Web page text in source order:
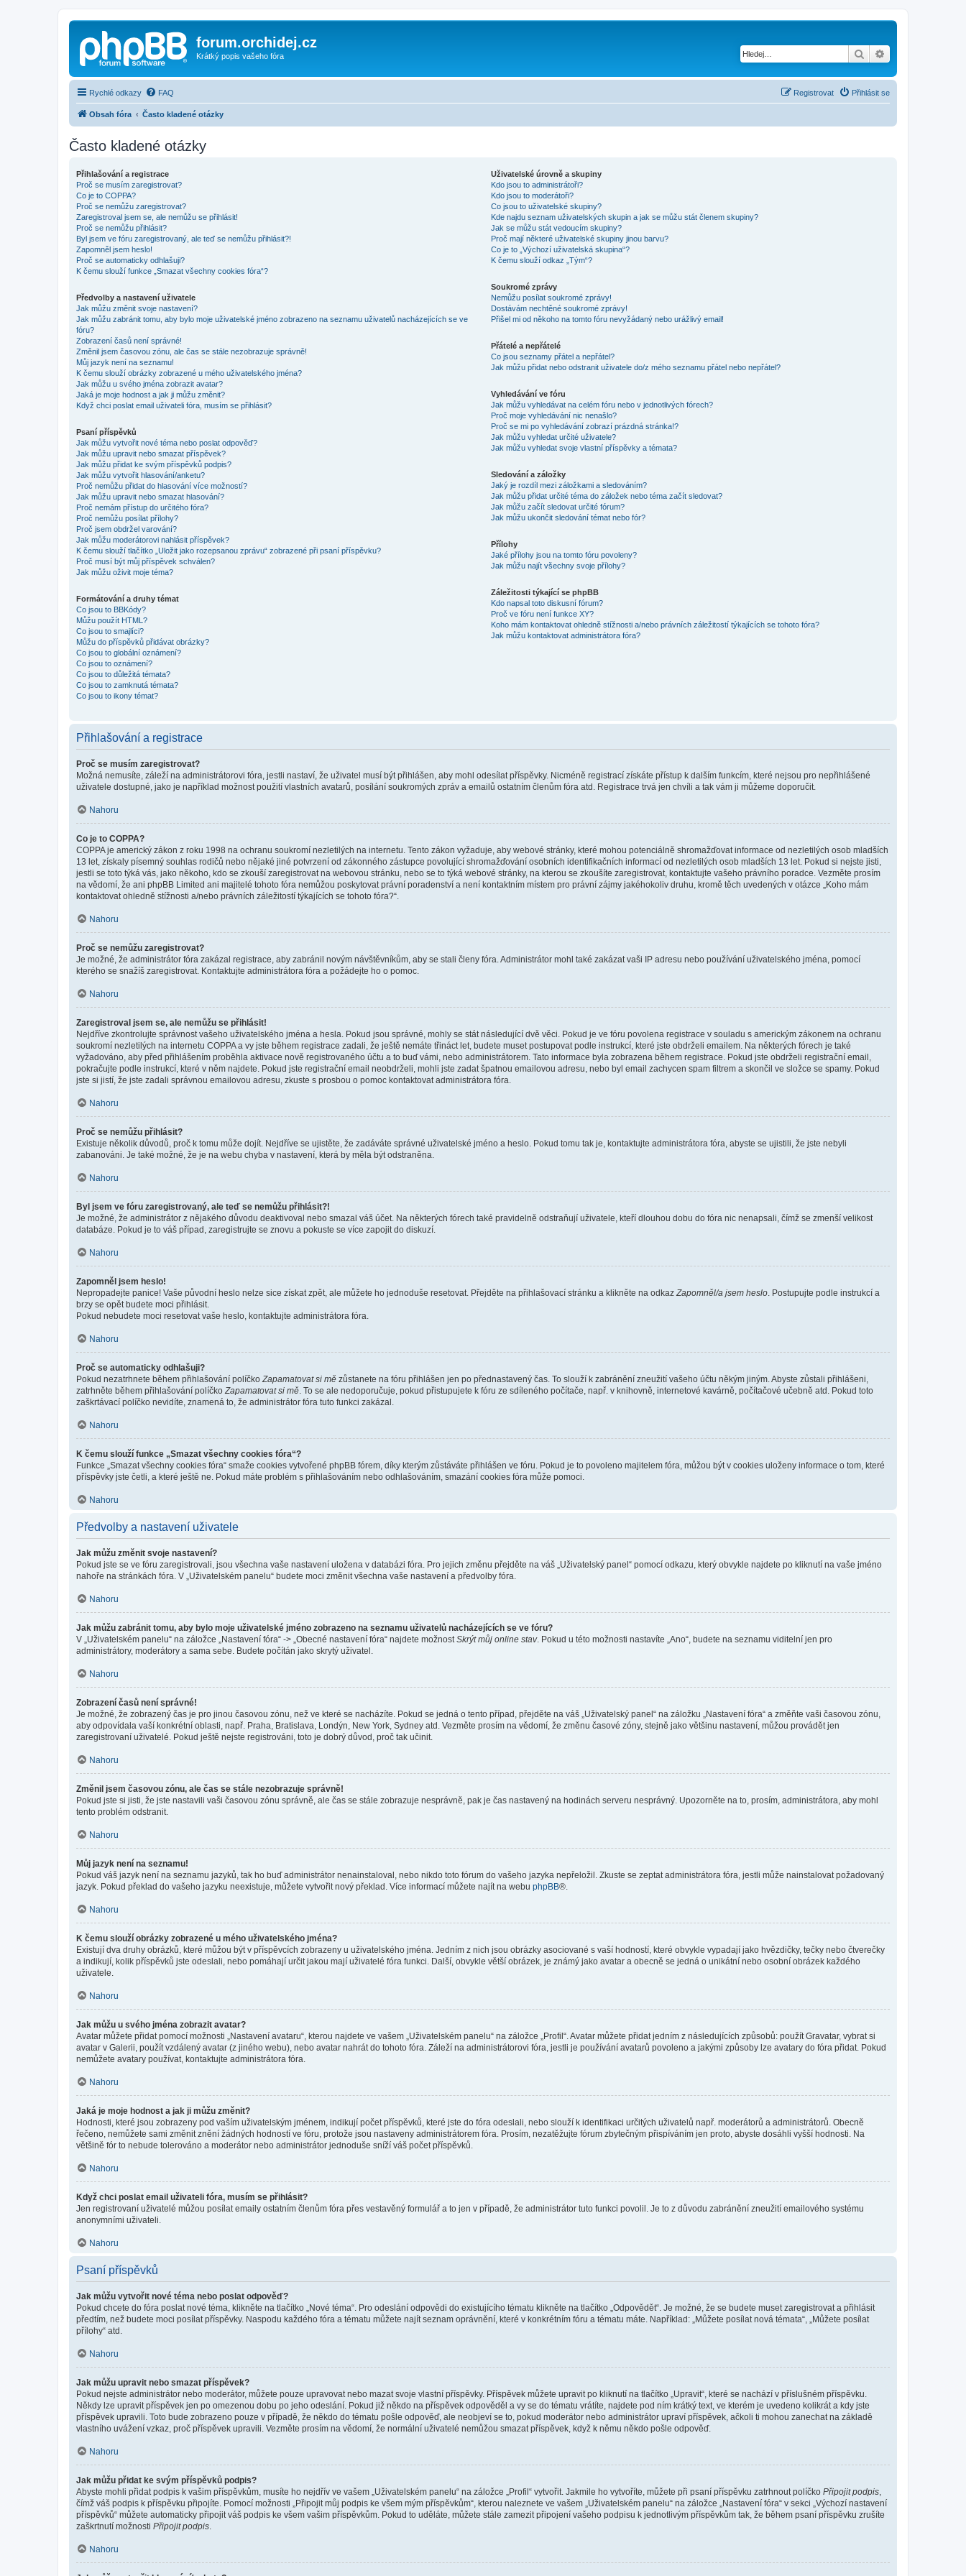
forum.orchidej.cz
Krátký popis vašeho fóra Hledat
Rychlé odkazy FAQ Přihlásit se
Registrovat
Obsah fóra Často kladené otázky
Často kladené otázky
Přihlašování a registrace
Proč se musím zaregistrovat?
Co je to COPPA?
Proč se nemůžu zaregistrovat?
Zaregistroval jsem se, ale nemůžu se přihlásit!
Proč se nemůžu přihlásit?
Byl jsem ve fóru zaregistrovaný, ale teď se nemůžu přihlásit?!
Zapomněl jsem heslo!
Proč se automaticky odhlašuji?
K čemu slouží funkce „Smazat všechny cookies fóra“?
Předvolby a nastavení uživatele
Jak můžu změnit svoje nastavení?
Jak můžu zabránit tomu, aby bylo moje uživatelské jméno zobrazeno na seznamu uživatelů nacházejících se ve
fóru?
Zobrazení časů není správné!
Změnil jsem časovou zónu, ale čas se stále nezobrazuje správně!
Můj jazyk není na seznamu!
K čemu slouží obrázky zobrazené u mého uživatelského jména?
Jak můžu u svého jména zobrazit avatar?
Jaká je moje hodnost a jak ji můžu změnit?
Když chci poslat email uživateli fóra, musím se přihlásit?
Psaní příspěvků
Jak můžu vytvořit nové téma nebo poslat odpověď?
Jak můžu upravit nebo smazat příspěvek?
Jak můžu přidat ke svým příspěvků podpis?
Jak můžu vytvořit hlasování/anketu?
Proč nemůžu přidat do hlasování více možností?
Jak můžu upravit nebo smazat hlasování?
Proč nemám přístup do určitého fóra?
Proč nemůžu posílat přílohy?
Proč jsem obdržel varování?
Jak můžu moderátorovi nahlásit příspěvek?
K čemu slouží tlačítko „Uložit jako rozepsanou zprávu“ zobrazené při psaní příspěvku?
Proč musí být můj příspěvek schválen?
Jak můžu oživit moje téma?
Formátování a druhy témat
Co jsou to BBKódy?
Můžu použít HTML?
Co jsou to smajlíci?
Můžu do příspěvků přidávat obrázky?
Co jsou to globální oznámení?
Co jsou to oznámení?
Co jsou to důležitá témata?
Co jsou to zamknutá témata?
Co jsou to ikony témat?
Uživatelské úrovně a skupiny
Kdo jsou to administrátoři?
Kdo jsou to moderátoři?
Co jsou to uživatelské skupiny?
Kde najdu seznam uživatelských skupin a jak se můžu stát členem skupiny?
Jak se můžu stát vedoucím skupiny?
Proč mají některé uživatelské skupiny jinou barvu?
Co je to „Výchozí uživatelská skupina“?
K čemu slouží odkaz „Tým“?
Soukromé zprávy
Nemůžu posílat soukromé zprávy!
Dostávám nechtěné soukromé zprávy!
Přišel mi od někoho na tomto fóru nevyžádaný nebo urážlivý email!
Přátelé a nepřátelé
Co jsou seznamy přátel a nepřátel?
Jak můžu přidat nebo odstranit uživatele do/z mého seznamu přátel nebo nepřátel?
Vyhledávání ve fóru
Jak můžu vyhledávat na celém fóru nebo v jednotlivých fórech?
Proč moje vyhledávání nic nenašlo?
Proč se mi po vyhledávání zobrazí prázdná stránka!?
Jak můžu vyhledat určité uživatele?
Jak můžu vyhledat svoje vlastní příspěvky a témata?
Sledování a záložky
Jaký je rozdíl mezi záložkami a sledováním?
Jak můžu přidat určité téma do záložek nebo téma začít sledovat?
Jak můžu začít sledovat určité fórum?
Jak můžu ukončit sledování témat nebo fór?
Přílohy
Jaké přílohy jsou na tomto fóru povoleny?
Jak můžu najít všechny svoje přílohy?
Záležitosti týkající se phpBB
Kdo napsal toto diskusní fórum?
Proč ve fóru není funkce XY?
Koho mám kontaktovat ohledně stížnosti a/nebo právních záležitostí týkajících se tohoto fóra?
Jak můžu kontaktovat administrátora fóra?
Přihlašování a registrace
Proč se musím zaregistrovat?
Možná nemusíte, záleží na administrátorovi fóra, jestli nastaví, že uživatel musí být přihlášen, aby mohl odesílat příspěvky. Nicméně registrací získáte přístup k dalším funkcím, které nejsou pro nepřihlášené
uživatele dostupné, jako je například možnost použití vlastních avatarů, posílání soukromých zpráv a emailů ostatním členům fóra atd. Registrace trvá jen chvíli a tak vám ji můžeme doporučit.
Nahoru
Co je to COPPA?
COPPA je americký zákon z roku 1998 na ochranu soukromí nezletilých na internetu. Tento zákon vyžaduje, aby webové stránky, které mohou potenciálně shromažďovat informace od nezletilých osob mladších
13 let, získaly písemný souhlas rodičů nebo nějaké jiné potvrzení od zákonného zástupce povolující shromažďování osobních identifikačních informací od nezletilých osob mladších 13 let. Pokud si nejste jisti,
jestli se toto týká vás, jako někoho, kdo se zkouší zaregistrovat na webovou stránku, nebo se to týká webové stránky, na kterou se zkoušíte zaregistrovat, kontaktujte vašeho právního poradce. Vezměte prosím
na vědomí, že ani phpBB Limited ani majitelé tohoto fóra nemůžou poskytovat právní poradenství a není kontaktním místem pro právní zájmy jakéhokoliv druhu, kromě těch uvedených v otázce „Koho mám
kontaktovat ohledně stížnosti a/nebo právních záležitostí týkajících se tohoto fóra?“.
Nahoru
Proč se nemůžu zaregistrovat?
Je možné, že administrátor fóra zakázal registrace, aby zabránil novým návštěvníkům, aby se stali členy fóra. Administrátor mohl také zakázat vaši IP adresu nebo používání uživatelského jména, pomocí
kterého se snažíš zaregistrovat. Kontaktujte administrátora fóra a požádejte ho o pomoc.
Nahoru
Zaregistroval jsem se, ale nemůžu se přihlásit!
Nejdříve zkontrolujte správnost vašeho uživatelského jména a hesla. Pokud jsou správné, mohly se stát následující dvě věci. Pokud je ve fóru povolena registrace v souladu s americkým zákonem na ochranu
soukromí nezletilých na internetu COPPA a vy jste během registrace zadali, že ještě nemáte třináct let, budete muset postupovat podle instrukcí, které jste obdrželi emailem. Na některých fórech je také
vyžadováno, aby před přihlášením proběhla aktivace nově registrovaného účtu a to buď vámi, nebo administrátorem. Tato informace byla zobrazena během registrace. Pokud jste obdrželi registrační email,
pokračujte podle instrukcí, které v něm najdete. Pokud jste registrační email neobdrželi, mohli jste zadat špatnou emailovou adresu, nebo byl email zachycen spam filtrem a skončil ve složce se spamy. Pokud
jste si jistí, že jste zadali správnou emailovou adresu, zkuste s prosbou o pomoc kontaktovat administrátora fóra.
Nahoru
Proč se nemůžu přihlásit?
Existuje několik důvodů, proč k tomu může dojít. Nejdříve se ujistěte, že zadáváte správné uživatelské jméno a heslo. Pokud tomu tak je, kontaktujte administrátora fóra, abyste se ujistili, že jste nebyli
zabanováni. Je také možné, že je na webu chyba v nastavení, která by měla být odstraněna.
Nahoru
Byl jsem ve fóru zaregistrovaný, ale teď se nemůžu přihlásit?!
Je možné, že administrátor z nějakého důvodu deaktivoval nebo smazal váš účet. Na některých fórech také pravidelně odstraňují uživatele, kteří dlouhou dobu do fóra nic nenapsali, čímž se zmenší velikost
databáze. Pokud je to váš případ, zaregistrujte se znovu a pokuste se více zapojit do diskuzí.
Nahoru
Zapomněl jsem heslo!
Nepropadejte panice! Vaše původní heslo nelze sice získat zpět, ale můžete ho jednoduše resetovat. Přejděte na přihlašovací stránku a klikněte na odkaz Zapomněl/a jsem heslo . Postupujte podle instrukcí a
brzy se opět budete moci přihlásit.
Pokud nebudete moci resetovat vaše heslo, kontaktujte administrátora fóra.
Nahoru
Proč se automaticky odhlašuji?
Pokud nezatrhnete během přihlašování políčko Zapamatovat si mě zůstanete na fóru přihlášen jen po přednastavený čas. To slouží k zabránění zneužití vašeho účtu někým jiným. Abyste zůstali přihlášeni,
zatrhněte během přihlašování políčko Zapamatovat si mě . To se ale nedoporučuje, pokud přistupujete k fóru ze sdíleného počítače, např. v knihovně, internetové kavárně, počítačové učebně atd. Pokud toto
zaškrtávací políčko nevidíte, znamená to, že administrátor fóra tuto funkci zakázal.
Nahoru
K čemu slouží funkce „Smazat všechny cookies fóra“?
Funkce „Smazat všechny cookies fóra“ smaže cookies vytvořené phpBB fórem, díky kterým zůstáváte přihlášen ve fóru. Pokud je to povoleno majitelem fóra, můžou být v cookies uloženy informace o tom, které
příspěvky jste četli, a které ještě ne. Pokud máte problém s přihlašováním nebo odhlašováním, smazání cookies fóra může pomoci.
Nahoru
Předvolby a nastavení uživatele
Jak můžu změnit svoje nastavení?
Pokud jste se ve fóru zaregistrovali, jsou všechna vaše nastavení uložena v databázi fóra. Pro jejich změnu přejděte na váš „Uživatelský panel“ pomocí odkazu, který obvykle najdete po kliknutí na vaše jméno
nahoře na stránkách fóra. V „Uživatelském panelu“ budete moci změnit všechna vaše nastavení a předvolby fóra.
Nahoru
Jak můžu zabránit tomu, aby bylo moje uživatelské jméno zobrazeno na seznamu uživatelů nacházejících se ve fóru?
V „Uživatelském panelu“ na záložce „Nastavení fóra“ -> „Obecné nastavení fóra“ najdete možnost Skrýt můj online stav. Pokud u této možnosti nastavíte „Ano“, budete na seznamu viditelní jen pro
administrátory, moderátory a sama sebe. Budete počítán jako skrytý uživatel.
Nahoru
Zobrazení časů není správné!
Je možné, že zobrazený čas je pro jinou časovou zónu, než ve které se nacházíte. Pokud se jedná o tento případ, přejděte na váš „Uživatelský panel“ na záložku „Nastavení fóra“ a změňte vaši časovou zónu,
aby odpovídala vaší konkrétní oblasti, např. Praha, Bratislava, Londýn, New York, Sydney atd. Vezměte prosím na vědomí, že změnu časové zóny, stejně jako většinu nastavení, můžou provádět jen
zaregistrovaní uživatelé. Pokud ještě nejste registrováni, toto je dobrý důvod, proč tak učinit.
Nahoru
Změnil jsem časovou zónu, ale čas se stále nezobrazuje správně!
Pokud jste si jisti, že jste nastavili vaši časovou zónu správně, ale čas se stále zobrazuje nesprávně, pak je čas nastavený na hodinách serveru nesprávný. Upozorněte na to, prosím, administrátora, aby mohl
tento problém odstranit.
Nahoru
Můj jazyk není na seznamu!
Pokud váš jazyk není na seznamu jazyků, tak ho buď administrátor nenainstaloval, nebo nikdo toto fórum do vašeho jazyka nepřeložil. Zkuste se zeptat administrátora fóra, jestli může nainstalovat požadovaný
jazyk. Pokud překlad do vašeho jazyku neexistuje, můžete vytvořit nový překlad. Více informací můžete najít na webu phpBB®.
Nahoru
K čemu slouží obrázky zobrazené u mého uživatelského jména?
Existují dva druhy obrázků, které můžou být v příspěvcích zobrazeny u uživatelského jména. Jedním z nich jsou obrázky asociované s vaší hodností, které obvykle vypadají jako hvězdičky, tečky nebo čtverečky
a indikují, kolik příspěvků jste odeslali, nebo pomáhají určit jakou mají uživatelé fóra funkci. Další, obvykle větší obrázek, je známý jako avatar a obecně se jedná o unikátní nebo osobní obrázek každého
uživatele.
Nahoru
Jak můžu u svého jména zobrazit avatar?
Avatar můžete přidat pomocí možnosti „Nastavení avataru“, kterou najdete ve vašem „Uživatelském panelu“ na záložce „Profil“. Avatar můžete přidat jedním z následujících způsobů: použít Gravatar, vybrat si
avatar v Galerii, použít vzdálený avatar (z jiného webu), nebo avatar nahrát do tohoto fóra. Záleží na administrátorovi fóra, jestli je používání avatarů povoleno a jakými způsoby lze avatary do fóra přidat. Pokud
nemůžete avatary používat, kontaktujte administrátora fóra.
Nahoru
Jaká je moje hodnost a jak ji můžu změnit?
Hodnosti, které jsou zobrazeny pod vaším uživatelským jménem, indikují počet příspěvků, které jste do fóra odeslali, nebo slouží k identifikaci určitých uživatelů např. moderátorů a administrátorů. Obecně
řečeno, nemůžete sami změnit znění žádných hodností ve fóru, protože jsou nastaveny administrátorem fóra. Prosím, nezatěžujte fórum zbytečným přispíváním jen proto, abyste dosáhli vyšší hodnosti. Na
většině fór to nebude tolerováno a moderátor nebo administrátor jednoduše sníží váš počet příspěvků.
Nahoru
Když chci poslat email uživateli fóra, musím se přihlásit?
Jen registrovaní uživatelé můžou posílat emaily ostatním členům fóra přes vestavěný formulář a to jen v případě, že administrátor tuto funkci povolil. Je to z důvodu zabránění zneužití emailového systému
anonymními uživateli.
Nahoru
Psaní příspěvků
Jak můžu vytvořit nové téma nebo poslat odpověď?
Pokud chcete do fóra poslat nové téma, klikněte na tlačítko „Nové téma“. Pro odeslání odpovědi do existujícího tématu klikněte na tlačítko „Odpovědět“. Je možné, že se budete muset zaregistrovat a přihlásit
předtím, než budete moci posílat příspěvky. Naspodu každého fóra a tématu můžete najít seznam oprávnění, které v konkrétním fóru a tématu máte. Například: „Můžete posílat nová témata“, „Můžete posílat
přílohy“ atd.
Nahoru
Jak můžu upravit nebo smazat příspěvek?
Pokud nejste administrátor nebo moderátor, můžete pouze upravovat nebo mazat svoje vlastní příspěvky. Příspěvek můžete upravit po kliknutí na tlačítko „Upravit“, které se nachází v příslušném příspěvku.
Někdy lze upravit příspěvek jen po omezenou dobu po jeho odeslání. Pokud již někdo na příspěvek odpověděl a vy se do tématu vrátíte, najdete pod ním krátký text, ve kterém je uvedeno kolikrát a kdy jste
příspěvek upravili. Toto bude zobrazeno pouze v případě, že někdo do tématu pošle odpověď, ale neobjeví se to, pokud moderátor nebo administrátor upraví příspěvek, ačkoli ti mohou zanechat na základě
vlastního uvážení vzkaz, proč příspěvek upravili. Vezměte prosím na vědomí, že normální uživatelé nemůžou smazat příspěvek, když k němu někdo pošle odpověď.
Nahoru
Jak můžu přidat ke svým příspěvků podpis?
Abyste mohli přidat podpis k vašim příspěvkům, musíte ho nejdřív ve vašem „Uživatelském panelu“ na záložce „Profil“ vytvořit. Jakmile ho vytvoříte, můžete při psaní příspěvku zatrhnout políčko Připojit podpis
čímž váš podpis k příspěvku připojíte. Pomocí možnosti „Připojit můj podpis ke všem mým příspěvkům“, kterou naleznete ve vašem „Uživatelském panelu“ na záložce „Nastavení fóra“ v sekci „Výchozí nastavení
příspěvků“ můžete automaticky připojit váš podpis ke všem vašim příspěvkům. Pokud to uděláte, můžete stále zamezit připojení vašeho podpisu k jednotlivým příspěvkům tak, že během psaní příspěvku zrušíte
zaškrtnutí možnosti Připojit podpis
Nahoru